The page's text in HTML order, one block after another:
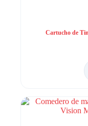
Cartucho de